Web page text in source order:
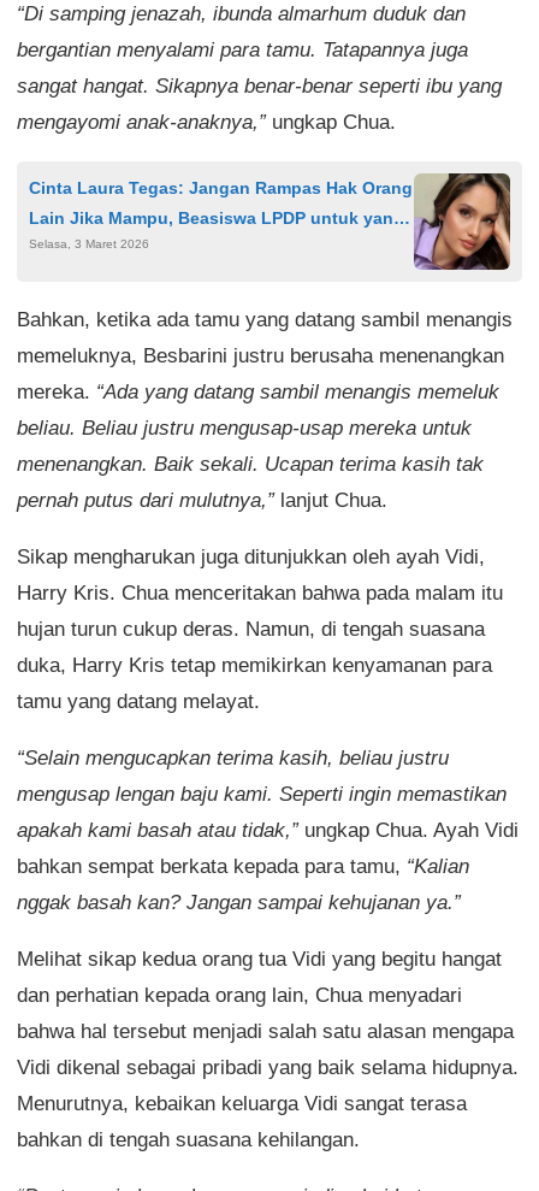
“Di samping jenazah, ibunda almarhum duduk dan
bergantian menyalami para tamu. Tatapannya juga
sangat hangat. Sikapnya benar-benar seperti ibu yang
mengayomi anak-anaknya,”ungkap Chua.
Cinta Laura Tegas: Jangan Rampas Hak Orang
Lain Jika Mampu, Beasiswa LPDP untuk yang
Membutuhkan
Selasa, 3 Maret 2026
Bahkan, ketika ada tamu yang datang sambil menangis
memeluknya, Besbarini justru berusaha menenangkan
mereka. “Ada yang datang sambil menangis memeluk
beliau. Beliau justru mengusap-usap mereka untuk
menenangkan. Baik sekali. Ucapan terima kasih tak
pernah putus dari mulutnya,”lanjut Chua.
Sikap mengharukan juga ditunjukkan oleh ayah Vidi,
Harry Kris. Chua menceritakan bahwa pada malam itu
hujan turun cukup deras. Namun, di tengah suasana
duka, Harry Kris tetap memikirkan kenyamanan para
tamu yang datang melayat.
“Selain mengucapkan terima kasih, beliau justru
mengusap lengan baju kami. Seperti ingin memastikan
apakah kami basah atau tidak,”ungkap Chua. Ayah Vidi
bahkan sempat berkata kepada para tamu, “Kalian
nggak basah kan? Jangan sampai kehujanan ya.”
Melihat sikap kedua orang tua Vidi yang begitu hangat
dan perhatian kepada orang lain, Chua menyadari
bahwa hal tersebut menjadi salah satu alasan mengapa
Vidi dikenal sebagai pribadi yang baik selama hidupnya.
Menurutnya, kebaikan keluarga Vidi sangat terasa
bahkan di tengah suasana kehilangan.